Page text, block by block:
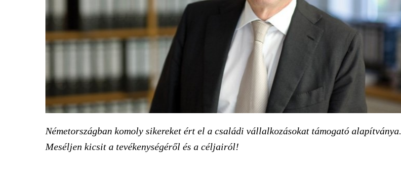
Németországban komoly sikereket ért el a családi vállalkozásokat támogató alapítványa.
Meséljen kicsit a tevékenységéről és a céljairól!